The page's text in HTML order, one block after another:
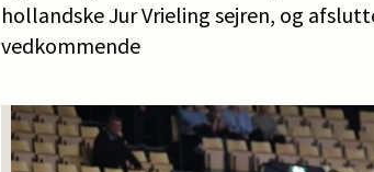
hollandske Jur Vrieling sejren, og
vedkommende